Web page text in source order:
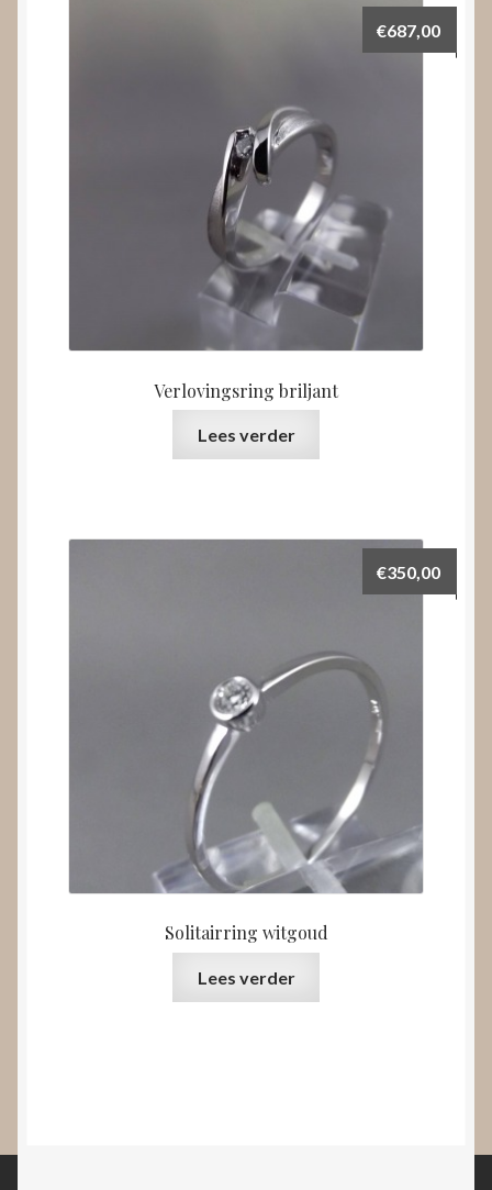
Verlovingsring briljant
€687,00
Lees verder
Solitairring witgoud
€350,00
Lees verder